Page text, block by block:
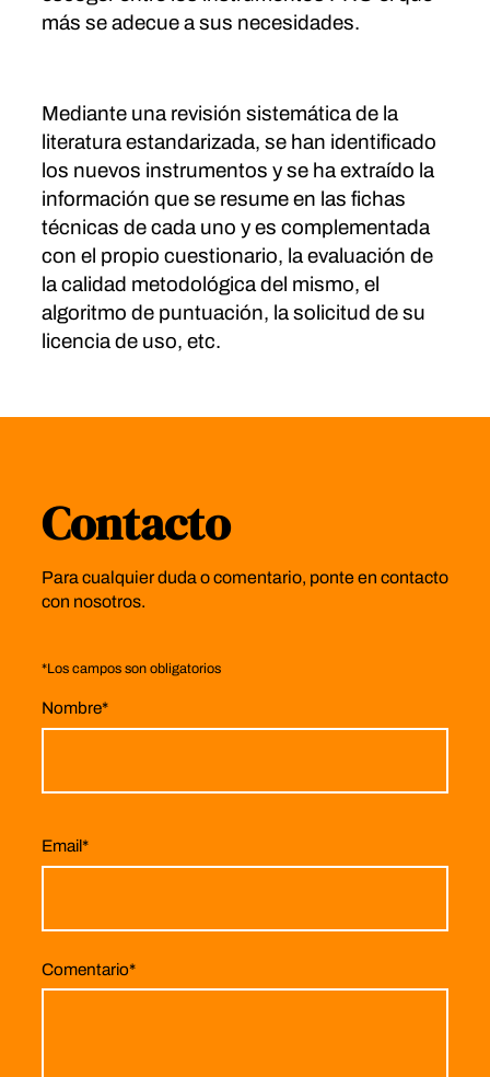
más se adecue a sus necesidades.
Mediante una revisión sistemática de la
literatura estandarizada, se han identificado
los nuevos instrumentos y se ha extraído la
información que se resume en las fichas
técnicas de cada uno y es complementada
con el propio cuestionario, la evaluación de
la calidad metodológica del mismo, el
algoritmo de puntuación, la solicitud de su
licencia de uso, etc.
Contacto
Para cualquier duda o comentario, ponte en contacto
con nosotros.
*Los campos son obligatorios
Nombre*
Email*
Comentario*